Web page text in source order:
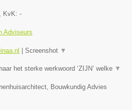
, KvK: -
Adviseurs
Screenshot ▼
het sterke werkwoord ‘ZIJN’ welke ▼
Bouwkundig Advies